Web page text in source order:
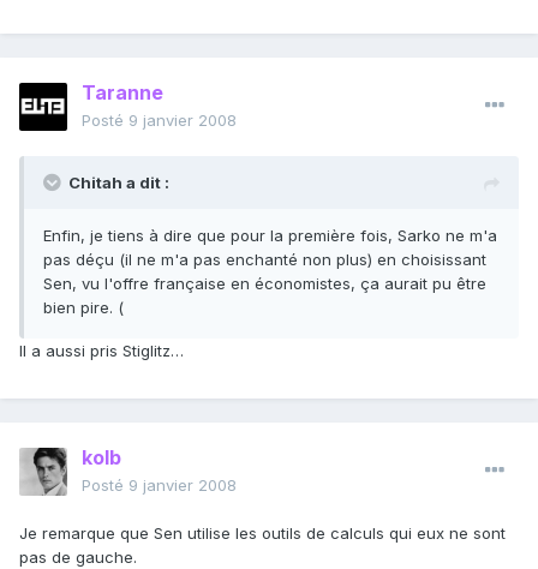
Taranne
Posté 9 janvier 2008
Chitah a dit :
Enfin, je tiens à dire que pour la première fois, Sarko ne m'a
pas déçu (il ne m'a pas enchanté non plus) en choisissant
Sen, vu l'offre française en économistes, ça aurait pu être
bien pire. (
Il a aussi pris Stiglitz…
kolb
Posté 9 janvier 2008
Je remarque que Sen utilise les outils de calculs qui eux ne sont
pas de gauche.